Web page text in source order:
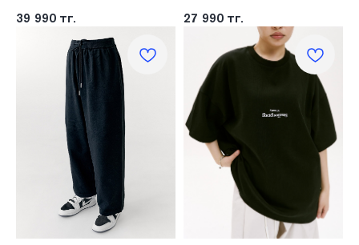
39 990 тг. 27 990 тг.